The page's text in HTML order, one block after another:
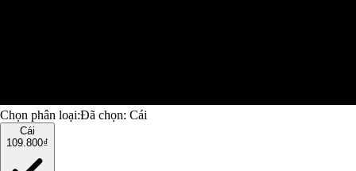
Chọn phân loại:Đã chọn: Cái
Cái
109.800₫